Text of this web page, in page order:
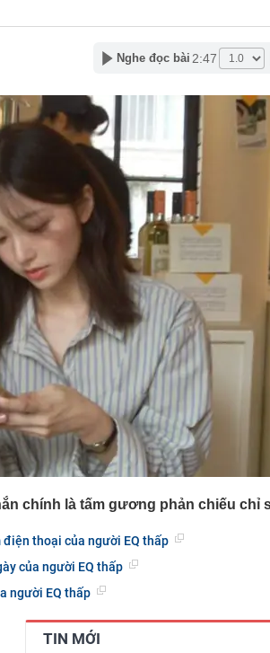
ăn một lần là nhớ mãi
thì xin chúc mừng!
thời trang Việt thông báo đóng cửa sau 5 năm vận
"không phải lúc nào cũng đẹp như trong ảnh"
Minh bất ngờ bổ nhiệm 2 Phó Tổng Giám đốc mới
tô lưu thông một chiều đường Cách mạng Tháng
số 2
đầu xảy ra ở series Chị Chị Em Em của NSX Will Vũ
không hãng Vietnam Airlines mang quốc tịch
TP.HCM sống 1 mình, mê nhất là đi xe ôm công nghệ
ở Lai Châu: Không tiếp nhận tiền từ thiện của
24 bồn nước
báo tới tất cả người dân khi làm hộ chiếu online
HĐQT VPBankS xin từ nhiệm
phố toàn cầu không chỉ được xây bằng những công
mà còn bằng những trải nghiệm khiến du khách
Nghe đọc bài 2:47
chính là tấm gương phản chiếu chỉ
thoại của người EQ thấp
của người EQ thấp
người EQ thấp
TIN MỚI